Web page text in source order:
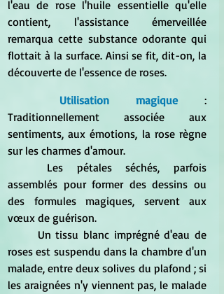
l'eau de rose l'huile essentielle qu'elle
contient, l'assistance émerveillée
remarqua cette substance odorante qui
flottait à la surface. Ainsi se fit, dit-on, la
découverte de l'essence de roses.
Utilisation magique :
Traditionnellement associée aux
sentiments, aux émotions, la rose règne
sur les charmes d'amour.
assemblés pour former des dessins ou
des formules magiques, servent aux
vœux de guérison.
roses est suspendu dans la chambre d'un
malade, entre deux solives du plafond ; si
les araignées n'y viennent pas, le malade